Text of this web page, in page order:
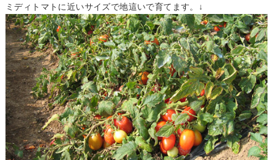
ミディトマトに近いサイズで地這いで育てます。↓